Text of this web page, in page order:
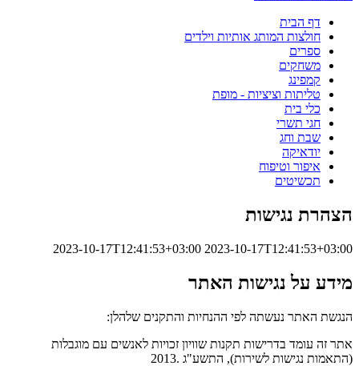
דף הבית
חולצות המותג אותיות וילדים
ספרים
משחקים
קמפינג
טליתות וציציות - מופת
כלי בית
חגי תשרי
שבת וחג
יודאיקה
איפור וטיפוח
תכשיטים
הצהרת נגישות
2023-10-17T12:41:53+03:00 2023-10-17T12:41:53+03:00
מידע על נגישות האתר
הנגשת האתר נעשתה לפי ההנחיות והתקנים שלהלן:
אתר זה עומד בדרישות תקנות שוויון זכויות לאנשים עם מוגבלות
(התאמות נגישות לשירות), התשע"ג .2013